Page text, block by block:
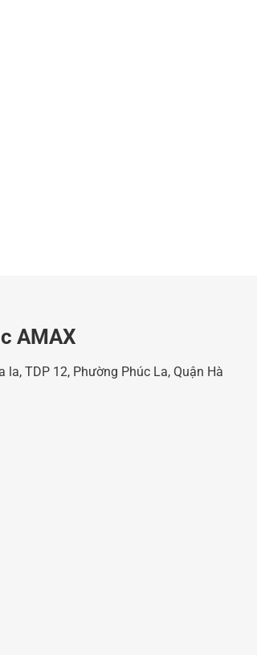
AMAX
TDP 12, Phường Phúc La, Quận Hà